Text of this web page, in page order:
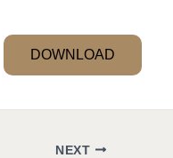
DOWNLOAD
NEXT